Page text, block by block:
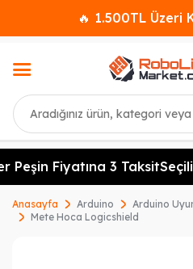
🔥 1.500TL Üzeri
Ara
Peşin Fiyatına 3 TaksitSeçili
Anasayfa Arduino
Arduino
Mete Hoca Logicshield